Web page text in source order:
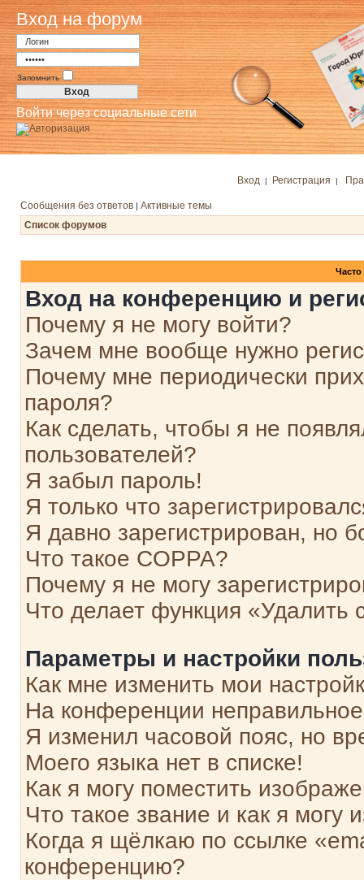
Вход на форум
Запомнить
Войти через социальные сети
Вход | Регистрация |
Сообщения без ответов | Активные темы
Список форумов
Вход на конференцию и
Почему я не могу войти?
Зачем мне вообще нужно
Почему мне периодически
пароля?
Как сделать, чтобы я не
пользователей?
Я забыл пароль!
Я только что
Я давно зарегистрирован, но
Что такое COPPA?
Почему я не могу
Что делает функция «Удалить
Параметры и настройки
Как мне изменить мои
На конференции
Я изменил часовой пояс, но
Моего языка нет в списке!
Как я могу поместить
Что такое звание и как я могу
Когда я щёлкаю по ссылке
конференцию?